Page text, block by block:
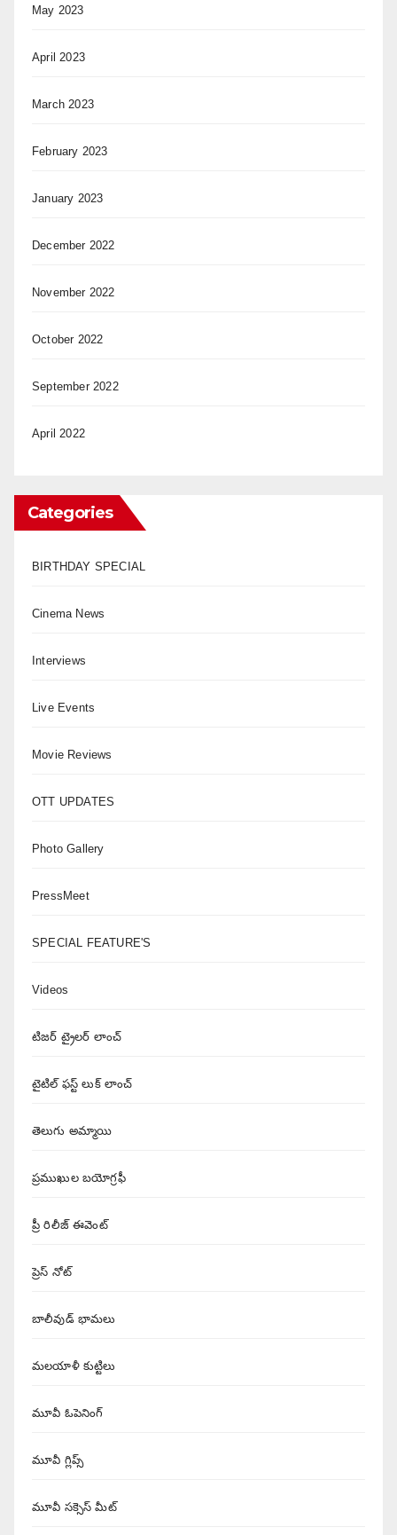
May 2023
April 2023
March 2023
February 2023
January 2023
December 2022
November 2022
October 2022
September 2022
April 2022
Categories
BIRTHDAY SPECIAL
Cinema News
Interviews
Live Events
Movie Reviews
OTT UPDATES
Photo Gallery
PressMeet
SPECIAL FEATURE'S
Videos
టిజర్ ట్రైలర్ లాంచ్
టైటిల్ ఫస్ట్ లుక్ లాంచ్
తెలుగు అమ్మాయి
ప్రముఖుల బయోగ్రఫీ
ప్రీ రిలీజ్ ఈవెంట్
ప్రెస్ నోట్
బాలీవుడ్ భామలు
మలయాళీ కుట్టిలు
మూవీ ఓపెనింగ్
మూవీ గ్లిప్స్
మూవీ సక్సెస్ మీట్